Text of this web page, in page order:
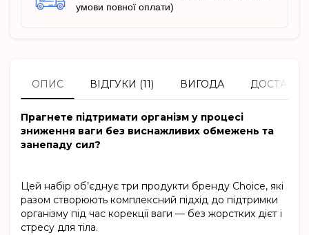
умови повної оплати)
ОПИС ВІДГУКИ (11) ВИГОДА
Прагнете підтримати організм у процесі
зниження ваги без виснажливих обмежень та
занепаду сил?
Цей набір об’єднує три продукти бренду Choice, які
разом створюють комплексний підхід до підтримки
організму під час корекції ваги — без жорстких дієт і
стресу для тіла.